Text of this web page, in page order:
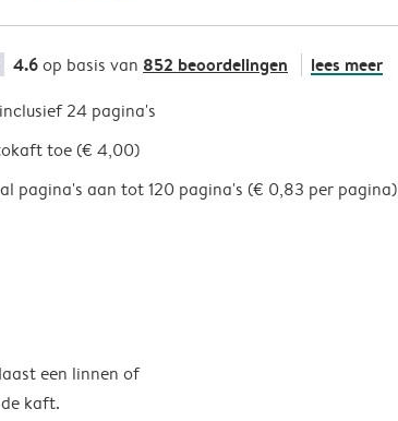
4.6op basis van 852 beoordelingen lees meer
24 pagina's
toe (€ 4,00)
pagina's aan tot 120 pagina's (€ 0,83 per pagina)
een linnen of
kaft.